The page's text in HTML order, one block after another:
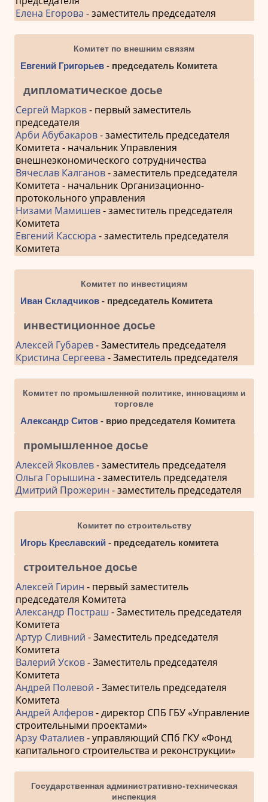
Елена Егорова - заместитель председателя
Комитет по внешним связям
Евгений Григорьев- председатель Комитета
дипломатическое досье
Сергей Марков- первый заместитель
председателя
Арби Абубакаров- заместитель председателя
Комитета - начальник Управления
внешнеэкономического сотрудничества
Вячеслав Калганов- заместитель председателя
Комитета - начальник Организационно-
протокольного управления
Низами Мамишев- заместитель председателя
Комитета
Евгений Кассюра - заместитель председателя
Комитета
Комитет по инвестициям
Иван Складчиков- председатель Комитета
инвестиционное досье
Алексей Губарев- Заместитель председателя
Кристина Сергеева - Заместитель председателя
Комитет по промышленной политике, инновациям и
торговле
Александр Ситов- врио председателя Комитета
промышленное досье
Алексей Яковлев- заместитель председателя
Ольга Горышина - заместитель председателя
Дмитрий Прожерин - заместитель председателя
Комитет по строительству
Игорь Креславский - председатель комитета
строительное досье
Алексей Гирин - первый заместитель
председателя Комитета
Александр Постраш - Заместитель председателя
Комитета
Артур Сливний - Заместитель председателя
Комитета
Валерий Усков- Заместитель председателя
Комитета
Андрей Полевой - Заместитель председателя
Комитета
Андрей Алферов- директор СПБ ГБУ «Управление
строительными проектами»
Арзу Фаталиев- управляющий СПб ГКУ «Фонд
капитального строительства и реконструкции»
Государственная административно-техническая
инспекция